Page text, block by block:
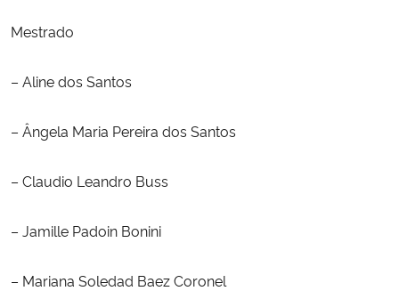
Mestrado
– Aline dos Santos
– Ângela Maria Pereira dos Santos
– Claudio Leandro Buss
– Jamille Padoin Bonini
– Mariana Soledad Baez Coronel